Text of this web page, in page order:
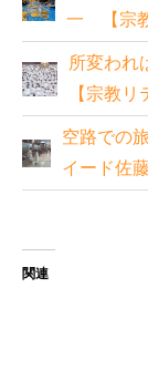
一 【宗教
所変わ
【宗教リ
空路での
イード佐
関連